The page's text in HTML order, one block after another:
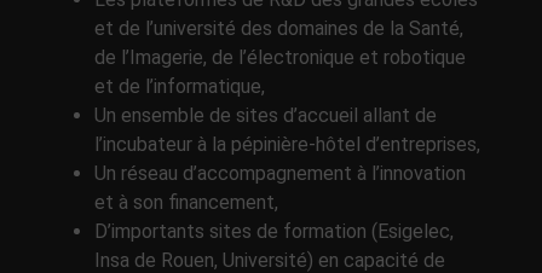
et de l’université des domaines de la Santé,
de l’Imagerie, de l’électronique et robotique
et de l’informatique,
Un ensemble de sites d’accueil allant de
l’incubateur à la pépinière-hôtel d’entreprises,
Un réseau d’accompagnement à l’innovation
et à son financement,
D’importants sites de formation (Esigelec,
Insa de Rouen, Université) en capacité de